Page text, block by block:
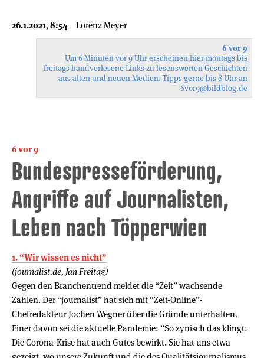
26.1.2021, 8:54 Lorenz Meyer
6 vor 9
Um 6 Minuten vor 9 Uhr erscheinen hier montags bis
freitags handverlesene Links zu lesenswerten Geschichten
aus alten und neuen Medien. Tipps gerne bis 8 Uhr an
6vor9@bildblog.de
6 vor 9
Bundespresseförderung,
Angriffe auf Journalisten,
Leben nach Töpperwien
1. “Wir wissen es nicht”
(journalist.de, Jan Freitag)
Gegen den Branchentrend meldet die “Zeit” wachsende
Zahlen. Der “journalist” hat sich mit “Zeit-Online”-
Chefredakteur Jochen Wegner über die Gründe unterhalten.
Einer davon sei die aktuelle Pandemie: “So zynisch das klingt:
Die Corona-Krise hat auch Gutes bewirkt. Sie hat uns etwa